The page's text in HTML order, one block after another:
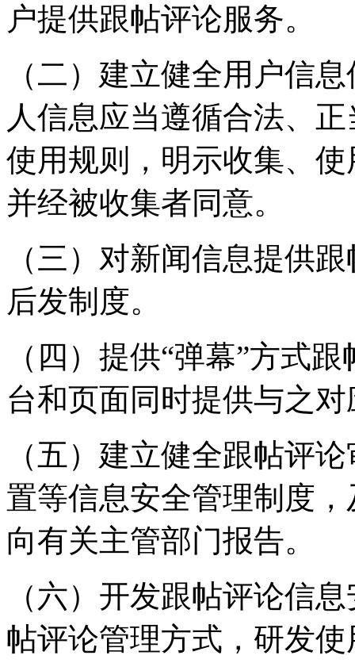
户提供跟帖评论服务。
（二）建立健全用户信
人信息应当遵循合法、
使用规则，明示收集、
并经被收集者同意。
（三）对新闻信息提供
后发制度。
（四）提供“弹幕”方式
台和页面同时提供与之
（五）建立健全跟帖评
置等信息安全管理制度
向有关主管部门报告。
（六）开发跟帖评论信
帖评论管理方式，研发